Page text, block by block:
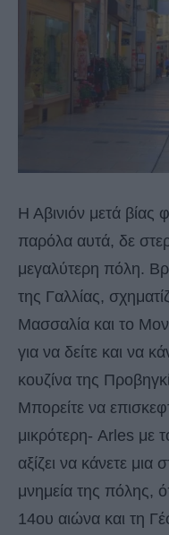
Η Αβινιόν μετά βίας
παρόλα αυτά, δε
μεγαλύτερη πόλη.
της Γαλλίας,
Μασσαλία και το
για να δείτε και να
κουζίνα της
Μπορείτε να
μικρότερη- Arles με
αξίζει να κάνετε μια
μνημεία της πόλης,
14ου αιώνα και τη